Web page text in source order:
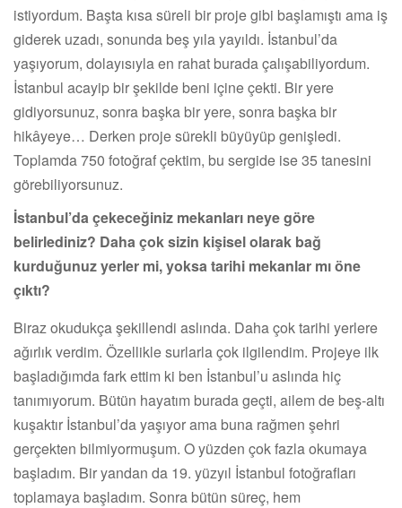
istiyordum. Başta kısa süreli bir proje gibi başlamıştı ama iş
giderek uzadı, sonunda beş yıla yayıldı. İstanbul’da
yaşıyorum, dolayısıyla en rahat burada çalışabiliyordum.
İstanbul acayip bir şekilde beni içine çekti. Bir yere
gidiyorsunuz, sonra başka bir yere, sonra başka bir
hikâyeye… Derken proje sürekli büyüyüp genişledi.
Toplamda 750 fotoğraf çektim, bu sergide ise 35 tanesini
görebiliyorsunuz.
İstanbul’da çekeceğiniz mekanları neye göre
belirlediniz? Daha çok sizin kişisel olarak bağ
kurduğunuz yerler mi, yoksa tarihi mekanlar mı öne
çıktı?
Biraz okudukça şekillendi aslında. Daha çok tarihi yerlere
ağırlık verdim. Özellikle surlarla çok ilgilendim. Projeye ilk
başladığımda fark ettim ki ben İstanbul’u aslında hiç
tanımıyorum. Bütün hayatım burada geçti, ailem de beş-altı
kuşaktır İstanbul’da yaşıyor ama buna rağmen şehri
gerçekten bilmiyormuşum. O yüzden çok fazla okumaya
başladım. Bir yandan da 19. yüzyıl İstanbul fotoğrafları
toplamaya başladım. Sonra bütün süreç, hem